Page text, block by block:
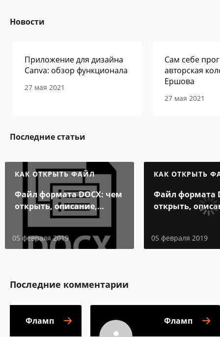
Новости
Приложение для дизайна
Canva: обзор функционала
27 мая 2021
Сам себе
авторская
Ершова
27 мая 2021
Последние статьи
КАК ОТКРЫТЬ ФАЙЛ
Файл формата DOCX: чем
открыть, описание,
особенности
05 февраля 2019
КАК ОТКРЫТЬ
Файл формата
открыть,
особенности
05 февраля 2019
Последние комментарии
Фламп Фламп